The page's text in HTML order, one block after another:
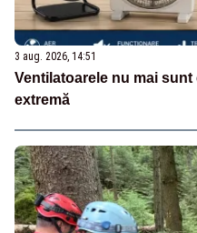
3 aug. 2026, 14:51
Ventilatoarele nu mai
extremă